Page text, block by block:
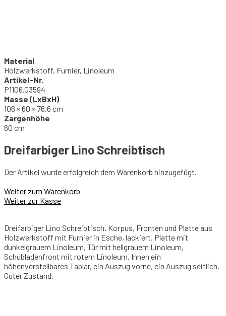
Material
Holzwerkstoff, Furnier, Linoleum
Artikel-Nr.
P1106.03594
Masse (LxBxH)
106 × 60 × 76.6 cm
Zargenhöhe
60 cm
Dreifarbiger Lino Schreibtisch
Der Artikel wurde erfolgreich dem Warenkorb hinzugefügt.
Weiter zum Warenkorb
Weiter zur Kasse
Dreifarbiger Lino Schreibtisch. Korpus, Fronten und Platte aus
Holzwerkstoff mit Furnier in Esche, lackiert. Platte mit
dunkelgrauem Linoleum, Tür mit hellgrauem Linoleum,
Schubladenfront mit rotem Linoleum. Innen ein
höhenverstellbares Tablar, ein Auszug vorne, ein Auszug seitlich.
Guter Zustand.